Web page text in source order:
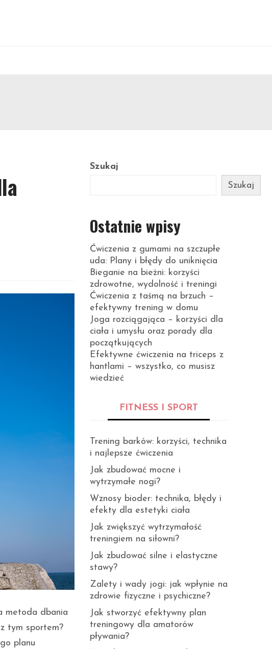
metoda dbania
tym sportem?
planu
Szukaj
Szukaj
Ostatnie wpisy
Ćwiczenia z gumami na szczupłe
uda: Plany i błędy do uniknięcia
Bieganie na bieżni: korzyści
zdrowotne, wydolność i treningi
Ćwiczenia z taśmą na brzuch –
efektywny trening w domu
Joga rozciągająca – korzyści dla
ciała i umysłu oraz porady dla
początkujących
Efektywne ćwiczenia na triceps z
hantlami – wszystko, co musisz
wiedzieć
FITNESS I SPORT
Trening barków: korzyści, technika
i najlepsze ćwiczenia
Jak zbudować mocne i
wytrzymałe nogi?
Wznosy bioder: technika, błędy i
efekty dla estetyki ciała
Jak zwiększyć wytrzymałość
treningiem na siłowni?
Jak zbudować silne i elastyczne
stawy?
Zalety i wady jogi: jak wpłynie na
zdrowie fizyczne i psychiczne?
Jak stworzyć efektywny plan
treningowy dla amatorów
pływania?